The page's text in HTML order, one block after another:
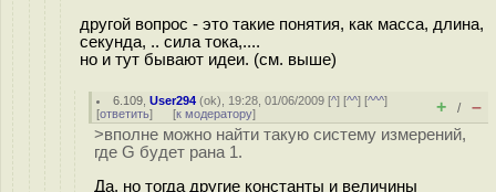
другой вопрос - это такие понятия, как масса, длина,
секунда, .. сила тока,....
но и тут бывают идеи. (см. выше)
6.109 ,User294 (ok), 19:28, 01/06/2009 [^] [^^] [^^^]
[ответить] [к модератору] + / –
>вполне можно найти такую систему измерений,
где G будет рана 1.
Да, но тогда другие константы и величины